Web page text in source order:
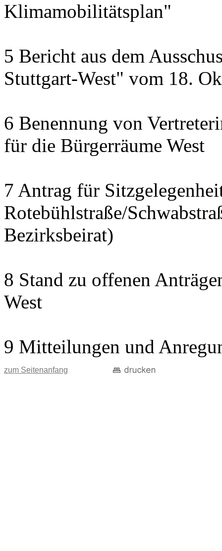
Klimamobilitätsplan"
5 Bericht aus dem
Stuttgart-West" vom 18.
6 Benennung von
für die Bürgerräume West
7 Antrag für
Rotebühlstraße/
Bezirksbeirat)
8 Stand zu offenen
West
9 Mitteilungen und
zum Seitenanfang